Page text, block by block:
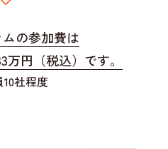
の参加費は
万円（税込）です。
社程度